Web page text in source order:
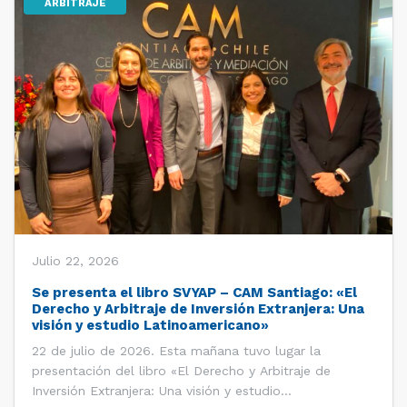
ARBITRAJE
Julio 22, 2026
Se presenta el libro SVYAP – CAM Santiago: «El
Derecho y Arbitraje de Inversión Extranjera: Una
visión y estudio Latinoamericano»
22 de julio de 2026. Esta mañana tuvo lugar la
presentación del libro «El Derecho y Arbitraje de
Inversión Extranjera: Una visión y estudio